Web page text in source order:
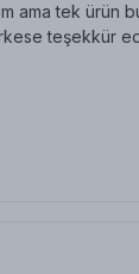
ama tek ürün
teşekkür